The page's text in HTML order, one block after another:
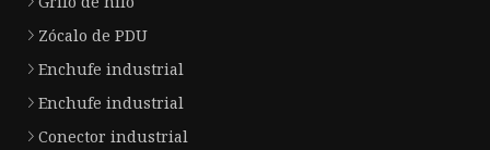
Zócalo de PDU
Enchufe industrial
Enchufe industrial
Conector industrial